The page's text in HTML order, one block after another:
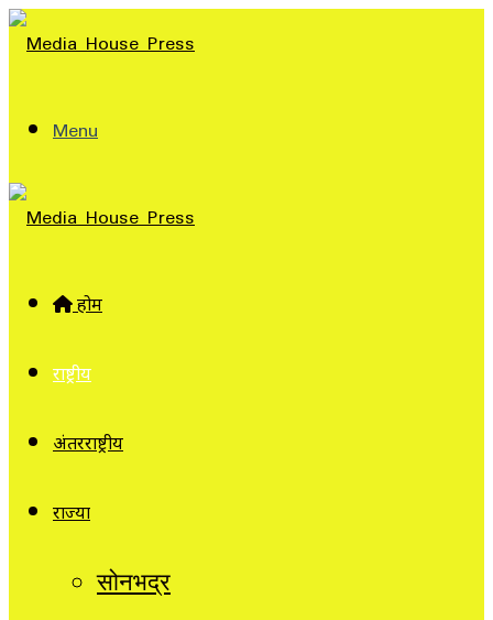
Menu
होम
राष्ट्रीय
अंतरराष्ट्रीय
राज्यों
सोनभद्र